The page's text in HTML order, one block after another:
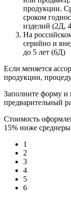
продукции.
сроком
изделий (2Д,
На
серийно и
до 5 лет (6Д)
Если меняется
продукции,
Заполните форму и
предварительный
Стоимость
15% ниже
1
2
3
4
5
6